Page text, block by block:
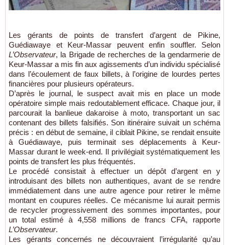
Les gérants de points de transfert d’argent de Pikine,
Guédiawaye et Keur-Massar peuvent enfin souffler. Selon
L’Observateur, la Brigade de recherches de la gendarmerie de
Keur-Massar a mis fin aux agissements d’un individu spécialisé
dans l’écoulement de faux billets, à l’origine de lourdes pertes
financières pour plusieurs opérateurs.
D’après le journal, le suspect avait mis en place un mode
opératoire simple mais redoutablement efficace. Chaque jour, il
parcourait la banlieue dakaroise à moto, transportant un sac
contenant des billets falsifiés. Son itinéraire suivait un schéma
précis : en début de semaine, il ciblait Pikine, se rendait ensuite
à Guédiawaye, puis terminait ses déplacements à Keur-
Massar durant le week-end. Il privilégiait systématiquement les
points de transfert les plus fréquentés.
Le procédé consistait à effectuer un dépôt d’argent en y
introduisant des billets non authentiques, avant de se rendre
immédiatement dans une autre agence pour retirer le même
montant en coupures réelles. Ce mécanisme lui aurait permis
de recycler progressivement des sommes importantes, pour
un total estimé à 4,558 millions de francs CFA, rapporte
L’Observateur.
Les gérants concernés ne découvraient l’irrégularité qu’au